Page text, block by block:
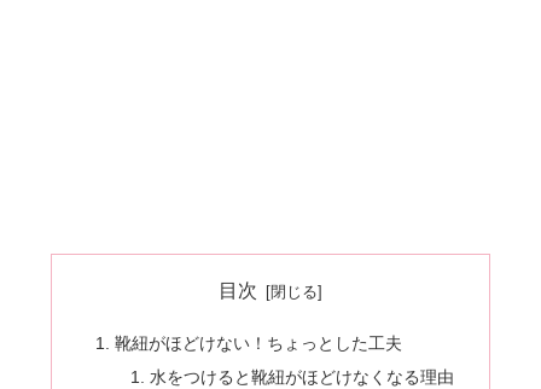
目次
靴紐がほどけない！ちょっとした工夫
水をつけると靴紐がほどけなくなる理由